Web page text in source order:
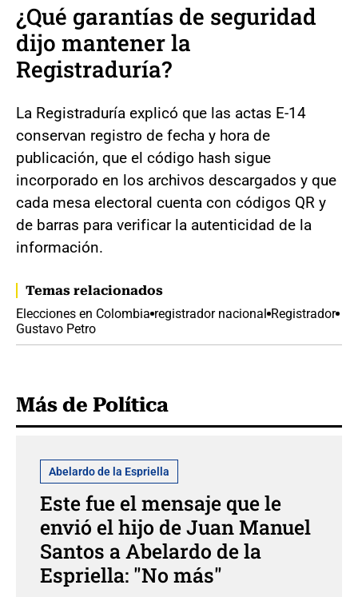
¿Qué garantías de seguridad
dijo mantener la
Registraduría?
La Registraduría explicó que las actas E-14
conservan registro de fecha y hora de
publicación, que el código hash sigue
incorporado en los archivos descargados y que
cada mesa electoral cuenta con códigos QR y
de barras para verificar la autenticidad de la
información.
Temas relacionados
Elecciones en Colombia registrador nacional Registrador
Gustavo Petro
Más de Política
Abelardo de la Espriella
Este fue el mensaje que le
envió el hijo de Juan Manuel
Santos a Abelardo de la
Espriella: "No más"